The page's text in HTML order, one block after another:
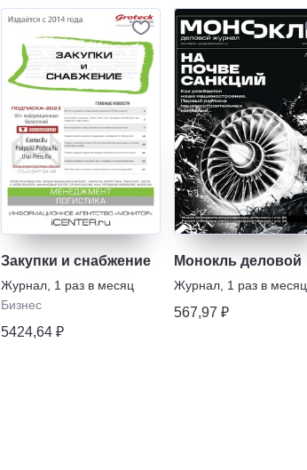
Закупки и снабжение
Журнал 1 раз в месяц
Бизнес
5424,64 ₽
Монокль деловой
Журнал 1 раз в месяц
567,97 ₽